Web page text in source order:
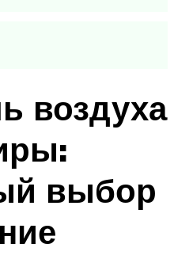
воздуха
выбор